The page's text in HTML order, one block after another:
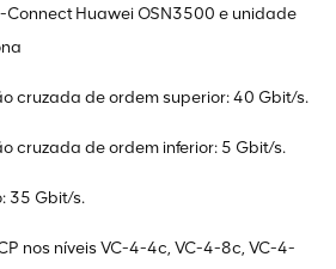
Huawei OSN3500 e unidade
cruzada de ordem superior: 40 Gbit/s.
cruzada de ordem inferior: 5 Gbit/s.
35 Gbit/s.
nos níveis VC-4-4c, VC-4-8c, VC-4-